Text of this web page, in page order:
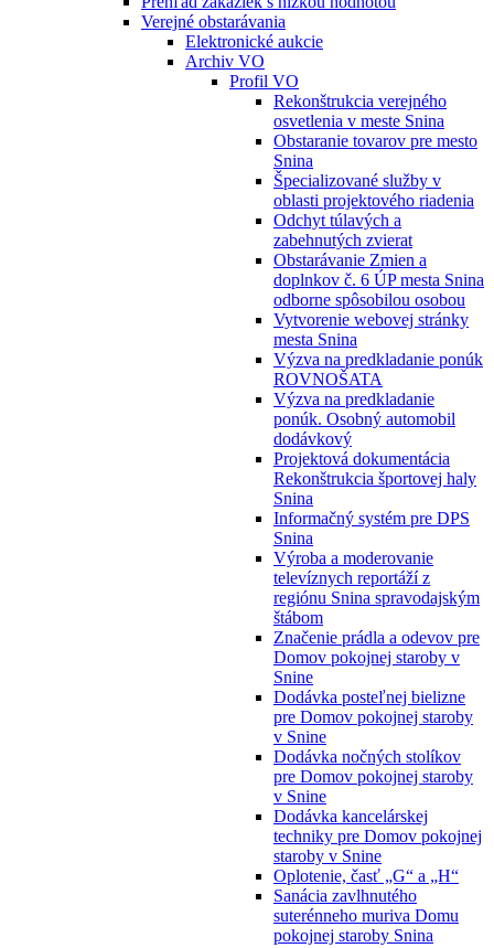
Verejné obstarávania
Elektronické aukcie
Archiv VO
Profil VO
Rekonštrukcia verejného
osvetlenia v meste Snina
Obstaranie tovarov pre mesto
Snina
Špecializované služby v
oblasti projektového riadenia
Odchyt túlavých a
zabehnutých zvierat
Obstarávanie Zmien a
doplnkov č. 6 ÚP mesta Snina
odborne spôsobilou osobou
Vytvorenie webovej stránky
mesta Snina
Výzva na predkladanie ponúk
ROVNOŠATA
Výzva na predkladanie
ponúk. Osobný automobil
dodávkový
Projektová dokumentácia
Rekonštrukcia športovej haly
Snina
Informačný systém pre DPS
Snina
Výroba a moderovanie
televíznych reportáží z
regiónu Snina spravodajským
štábom
Značenie prádla a odevov pre
Domov pokojnej staroby v
Snine
Dodávka posteľnej bielizne
pre Domov pokojnej staroby
v Snine
Dodávka nočných stolíkov
pre Domov pokojnej staroby
v Snine
Dodávka kancelárskej
techniky pre Domov pokojnej
staroby v Snine
Oplotenie, časť „G“ a „H“
Sanácia zavlhnutého
suterénneho muriva Domu
pokojnej staroby Snina